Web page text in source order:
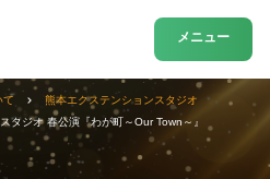
メニュー
て
熊本エクステンションスタジオ
タジオ 春公演『わが町～Our Town～』